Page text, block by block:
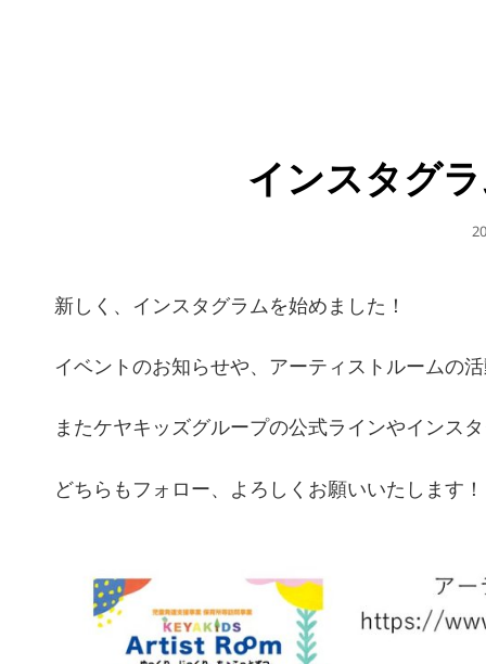
インスタグ
公
新しく、インスタグラムを始めました！
イベントのお知らせや、アーティストルームの
またケヤキッズグループの公式ラインやインス
どちらもフォロー、よろしくお願いいたします！